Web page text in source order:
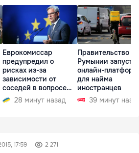
Еврокомиссар
предупредил о
рисках из-за
зависимости от
соседей в вопросе
границ28 минут назад
Правительство
Румынии
онлайн-
для найма
иностранцев
39 минут
17:59 2 271